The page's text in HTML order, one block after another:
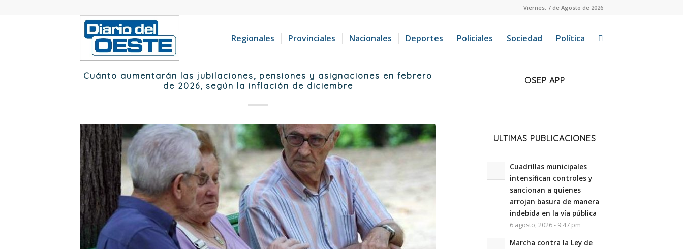
Viernes, 7 de Agosto de 2026
Regionales Provinciales Nacionales Deportes Policiales Sociedad Política
Cuánto aumentarán las jubilaciones, pensiones y asignaciones en febrero
de 2026, según la inflación de diciembre
OSEP APP
ULTIMAS PUBLICACIONES
Cuadrillas municipales
intensifican controles y
sancionan a quienes
arrojan basura de manera
indebida en la vía pública
6 agosto, 2026 - 9:47 pm
Marcha contra la Ley de